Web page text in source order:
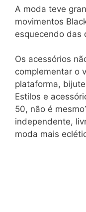
A moda teve
movimentos
esquecendo das
Os acessórios
complementar o
plataforma,
Estilos e
50, não é
independente,
moda mais